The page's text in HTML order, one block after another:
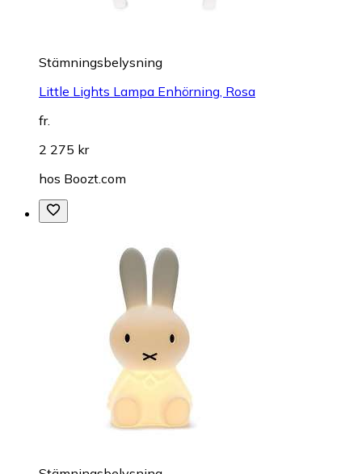
Stämningsbelysning
Little Lights Lampa Enhörning, Rosa
fr.
2 275 kr
hos Boozt.com